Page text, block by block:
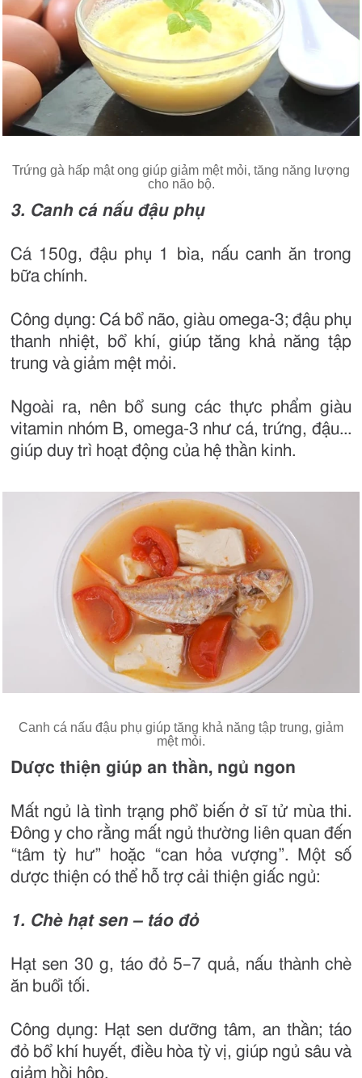
Trứng gà hấp mật ong giúp giảm mệt mỏi, tăng năng lượng
cho não bộ.
3. Canh cá nấu đậu phụ
Cá 150g, đậu phụ 1 bìa, nấu canh ăn trong
bữa chính.
Công dụng: Cá bổ não, giàu omega-3; đậu phụ
thanh nhiệt, bổ khí, giúp tăng khả năng tập
trung và giảm mệt mỏi.
Ngoài ra, nên bổ sung các thực phẩm giàu
vitamin nhóm B, omega-3 như cá, trứng, đậu...
giúp duy trì hoạt động của hệ thần kinh.
Canh cá nấu đậu phụ giúp tăng khả năng tập trung, giảm
mệt mỏi.
Dược thiện giúp an thần, ngủ ngon
Mất ngủ là tình trạng phổ biến ở sĩ tử mùa thi.
Đông y cho rằng mất ngủ thường liên quan đến
“tâm tỳ hư” hoặc “can hỏa vượng”. Một số
dược thiện có thể hỗ trợ cải thiện giấc ngủ:
1. Chè hạt sen – táo đỏ
Hạt sen 30 g, táo đỏ 5–7 quả, nấu thành chè
ăn buổi tối.
Công dụng: Hạt sen dưỡng tâm, an thần; táo
đỏ bổ khí huyết, điều hòa tỳ vị, giúp ngủ sâu và
giảm hồi hộp.